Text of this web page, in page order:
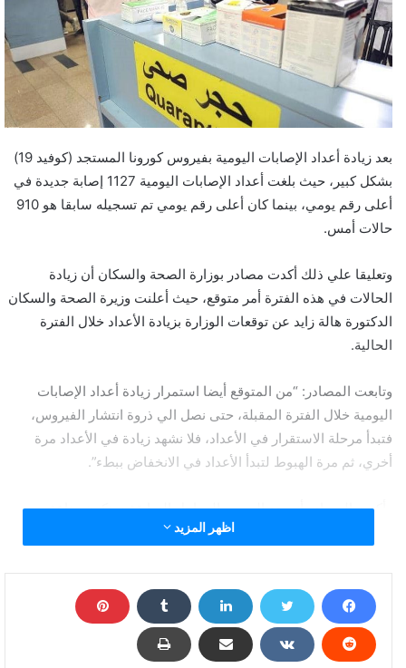
بعد زيادة أعداد الإصابات اليومية بفيروس كورونا المستجد (كوفيد 19)
بشكل كبير، حيث بلغت أعداد الإصابات اليومية 1127 إصابة جديدة في
أعلى رقم يومي، بينما كان أعلى رقم يومي تم تسجيله سابقا هو 910
حالات أمس.
وتعليقا علي ذلك أكدت مصادر بوزارة الصحة والسكان أن زيادة
الحالات في هذه الفترة أمر متوقع، حيث أعلنت وزيرة الصحة والسكان
الدكتورة هالة زايد عن توقعات الوزارة بزيادة الأعداد خلال الفترة
الحالية.
وتابعت المصادر: “من المتوقع أيضا استمرار زيادة أعداد الإصابات
اليومية خلال الفترة المقبلة، حتى نصل الي ذروة انتشار الفيروس،
فتبدأ مرحلة الاستقرار في الأعداد، فلا نشهد زيادة في الأعداد مرة
أخري، ثم مرة الهبوط لتبدأ الأعداد في الانخفاض ببطء”.
وأكدت المصادر أنه بعد المرور بالمراحل السابقة ستكون مناعة
المجتمع قد زادت ضد الفيروس، وستصبح العدوى أقل حدة.
العباسية، قالت المصادر إنه كلما زادت حالات الإصابة والمواطنين
المشتبه بهم، كلما زادت فرص إصابة الطاقم الطبي بمستشفيات
الحميات وغيرها من المستشفيات التي تستقبل حالات الاشتباه
بفيروس كورونا، وأن الوزارة تعمل على توفير المستلزمات الطبية
اظهر المزيد